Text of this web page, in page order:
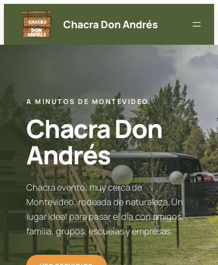
Saltar
contenido
Chacra Don Andrés
A MINUTOS DE MONTEVIDEO
Chacra Don
Andrés
Chacra evento, muy cerca de
Montevideo, rodeada de naturaleza. Un
lugar ideal para pasar el día con amigos,
familia, grupos, escuelas y empresas.